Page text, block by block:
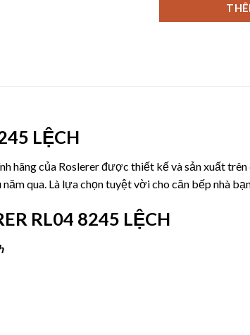
LỆCH
hãng của Roslerer được thiết kế và sản xuất
qua. Là lựa chọn tuyệt vời cho căn bếp nhà
RL04 8245 LỆCH